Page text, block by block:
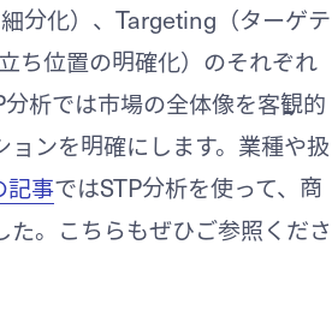
分化）、Targeting（ターゲテ
ち位置の明確化）のそれぞれ
析では市場の全体像を客観的
ンを明確にします。業種や扱
記事ではSTP分析を使って、商
。こちらもぜひご参照くださ